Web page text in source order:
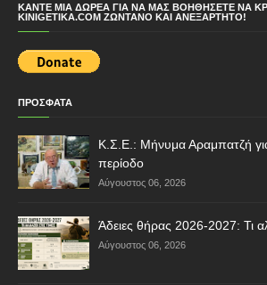
ΚΆΝΤΕ ΜΙΑ ΔΩΡΕΆ ΓΙΑ ΝΑ ΜΑΣ ΒΟΗΘΉΣΕΤΕ ΝΑ
KINIGETIKA.COM ΖΩΝΤΑΝΌ ΚΑΙ ΑΝΕΞΆΡΤΗΤΟ!
ΠΡΟΣΦΑΤΑ
Κ.Σ.Ε.: Μήνυμα Αραμπατζή
περίοδο
Αύγουστος 06, 2026
Άδειες θήρας 2026-2027: Τι
Αύγουστος 06, 2026